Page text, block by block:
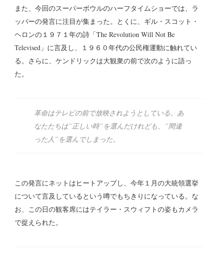
また、今回のスーパーボウルのハーフタイムショーでは、ラ
ッパーの発言に注目が集まった。とくに、ギル・スコット・
ヘロンの１９７１年の詩「The Revolution Will Not Be
Televised」に言及し、１９６０年代の公民権運動に触れてい
る。さらに、ケンドリックは大観衆の前で次のように語っ
た。
革命はテレビの前で放映されようとしている。あ
なたたちは”正しい時”を選んだけれども、”間違
った人”を選んでしまった。
この発言にネットはヒートアップし、今年１月の大統領選挙
について言及しているという噂でもちきりになっている。な
お、この日の観客席にはテイラー・スウィフトの姿もカメラ
で捉えられた。